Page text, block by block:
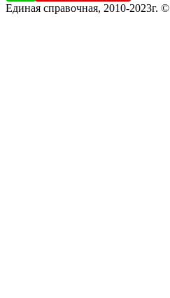
Единая справочная, 2010-2023г. ©